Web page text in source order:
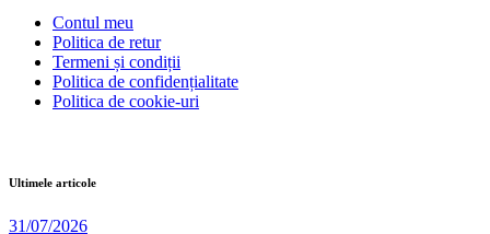
Contul meu
Politica de retur
Termeni și condiții
Politica de confidențialitate
Politica de cookie-uri
Ultimele articole
31/07/2026